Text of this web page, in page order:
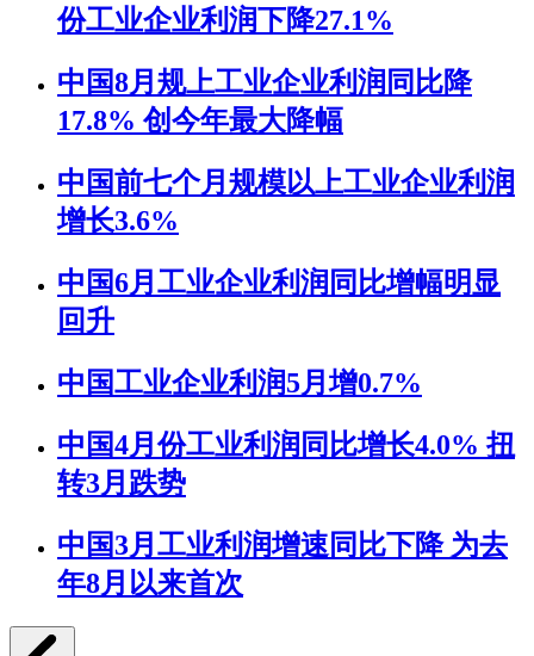
份工业企业利润下降27.1%
中国8月规上工业企业利润同比降
17.8% 创今年最大降幅
中国前七个月规模以上工业企业利润
增长3.6%
中国6月工业企业利润同比增幅明显
回升
中国工业企业利润5月增0.7%
中国4月份工业利润同比增长4.0% 扭
转3月跌势
中国3月工业利润增速同比下降 为去
年8月以来首次